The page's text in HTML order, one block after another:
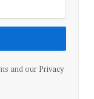
and our Privacy